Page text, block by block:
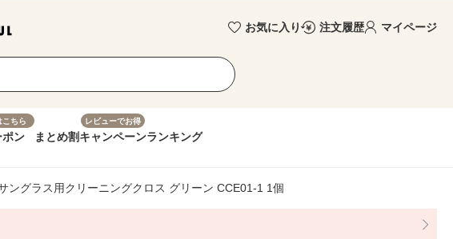
お気に入り 注文履歴 マイページ
こちら
ポン まとめ割
レビューでお得
キャンペーンランキング
ングラス用クリーニングクロス グリーン CCE01-1 1個